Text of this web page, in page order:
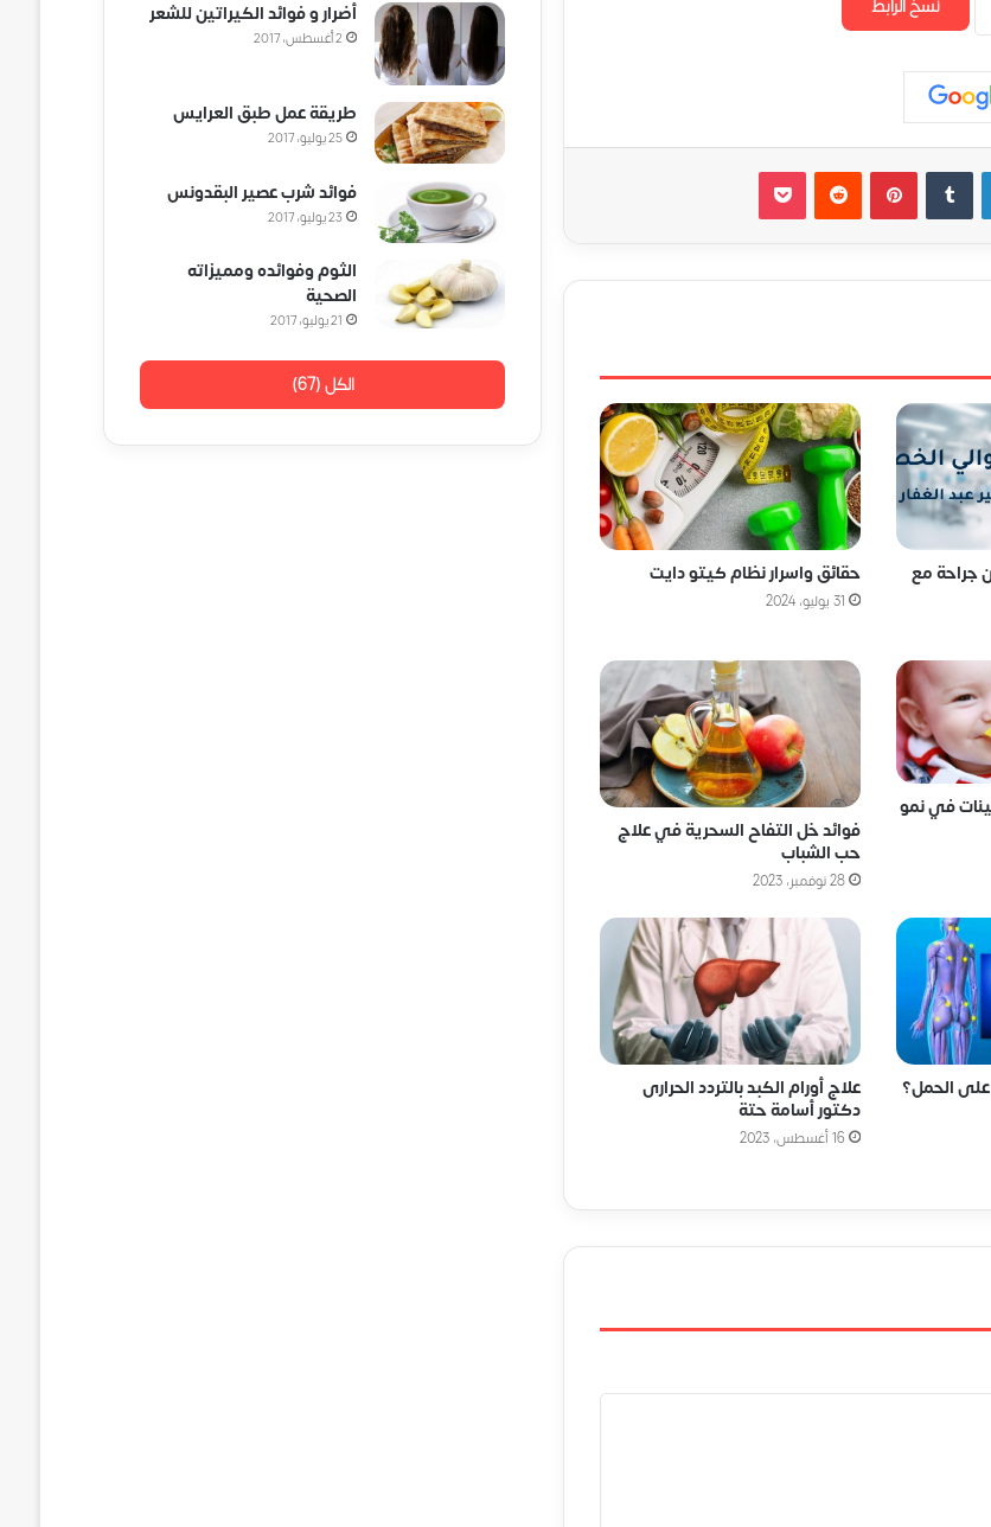
نسخ الرابط
لينكدإن ‏Tumblr بينتيريست ‏Reddit
‫Pocket
جراحة مع
حقائق واسرار نظام كيتو دايت
31 يوليو، 2024
في نمو
فوائد خل التفاح السحرية في علاج
حب الشباب
28 نوفمبر، 2023
على الحمل؟
علاج أورام الكبد بالتردد الحرارى
دكتور أسامة حتة
16 أغسطس، 2023
أضرار و فوائد الكيراتين للشعر
2 أغسطس، 2017
طريقة عمل طبق العرايس
25 يوليو، 2017
فوائد شرب عصير البقدونس
23 يوليو، 2017
الثوم وفوائده ومميزاته
الصحية
21 يوليو، 2017
الكل (67)